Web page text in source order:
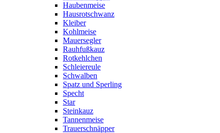
Haubenmeise
Hausrotschwanz
Kleiber
Kohlmeise
Mauersegler
Rauhfußkauz
Rotkehlchen
Schleiereule
Schwalben
Spatz und Sperling
Specht
Star
Steinkauz
Tannenmeise
Trauerschnäpper